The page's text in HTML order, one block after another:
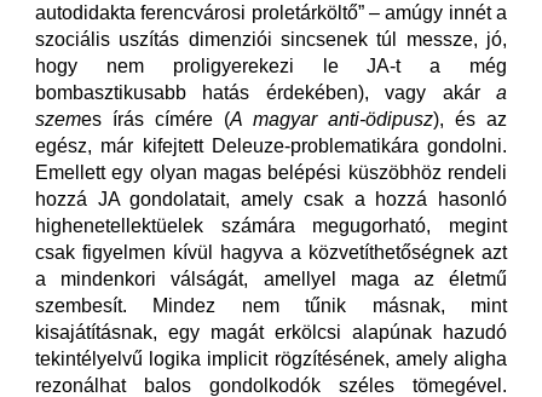
autodidakta ferencvárosi proletárköltő” – amúgy innét a
szociális uszítás dimenziói sincsenek túl messze, jó,
hogy nem proligyerekezi le JA-t a még
bombasztikusabb hatás érdekében), vagy akár a
szemes írás címére (A magyar anti-ödipusz), és az
egész, már kifejtett Deleuze-problematikára gondolni.
Emellett egy olyan magas belépési küszöbhöz rendeli
hozzá JA gondolatait, amely csak a hozzá hasonló
highenetellektüelek számára megugorható, megint
csak figyelmen kívül hagyva a közvetíthetőségnek azt
a mindenkori válságát, amellyel maga az életmű
szembesít. Mindez nem tűnik másnak, mint
kisajátításnak, egy magát erkölcsi alapúnak hazudó
tekintélyelvű logika implicit rögzítésének, amely aligha
rezonálhat balos gondolkodók széles tömegével.